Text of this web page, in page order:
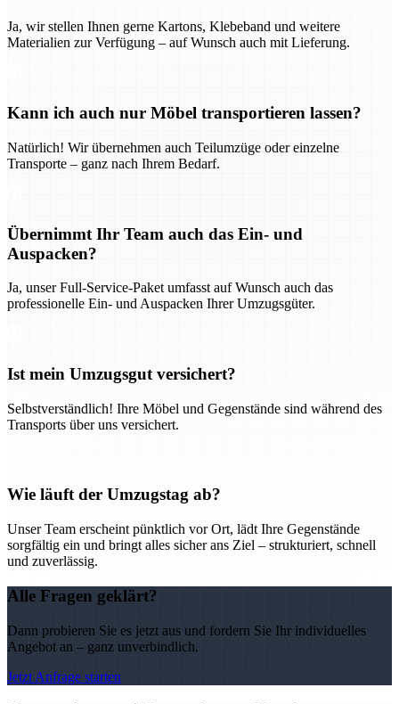
Ja, wir stellen Ihnen gerne Kartons, Klebeband und weitere
Materialien zur Verfügung – auf Wunsch auch mit Lieferung.
Kann ich auch nur Möbel transportieren lassen?
Natürlich! Wir übernehmen auch Teilumzüge oder einzelne
Transporte – ganz nach Ihrem Bedarf.
Übernimmt Ihr Team auch das Ein- und
Auspacken?
Ja, unser Full-Service-Paket umfasst auf Wunsch auch das
professionelle Ein- und Auspacken Ihrer Umzugsgüter.
Ist mein Umzugsgut versichert?
Selbstverständlich! Ihre Möbel und Gegenstände sind während des
Transports über uns versichert.
Wie läuft der Umzugstag ab?
Unser Team erscheint pünktlich vor Ort, lädt Ihre Gegenstände
sorgfältig ein und bringt alles sicher ans Ziel – strukturiert, schnell
und zuverlässig.
Alle Fragen geklärt?
Dann probieren Sie es jetzt aus und fordern Sie Ihr individuelles
Angebot an – ganz unverbindlich.
Jetzt Anfrage starten